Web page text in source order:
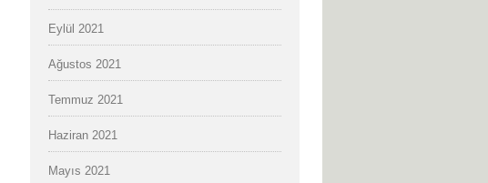
Eylül 2021
Ağustos 2021
Temmuz 2021
Haziran 2021
Mayıs 2021